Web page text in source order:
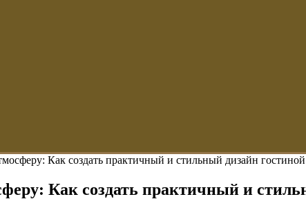
Как создать практичный и стильный дизайн гостиной
Как создать практичный и